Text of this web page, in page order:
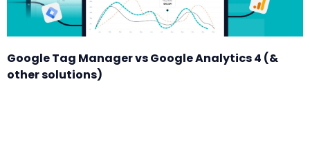
Google Tag Manager vs Google Analytics 4 (&
other solutions)